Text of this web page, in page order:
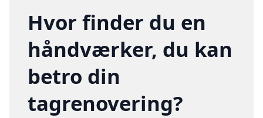
Hvor finder du en
håndværker, du kan
betro din
tagrenovering?